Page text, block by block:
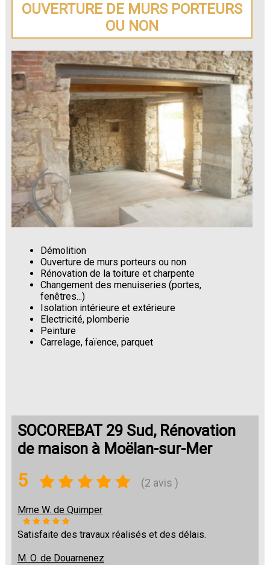
OUVERTURE DE MURS PORTEURS
OU NON
Démolition
Ouverture de murs porteurs ou non
Rénovation de la toiture et charpente
Changement des menuiseries (portes,
fenêtres...)
Isolation intérieure et extérieure
Electricité, plomberie
Peinture
Carrelage, faïence, parquet
SOCOREBAT 29 Sud, Rénovation
de maison à Moëlan-sur-Mer
5 (2 avis )
Mme W. de Quimper
Satisfaite des travaux réalisés et des délais.
M. O. de Douarnenez